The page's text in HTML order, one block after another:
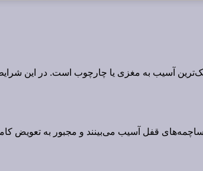
آسیب به مغزی یا چارچوب است. در این
قفل آسیب می‌بینند و مجبور به تعویض